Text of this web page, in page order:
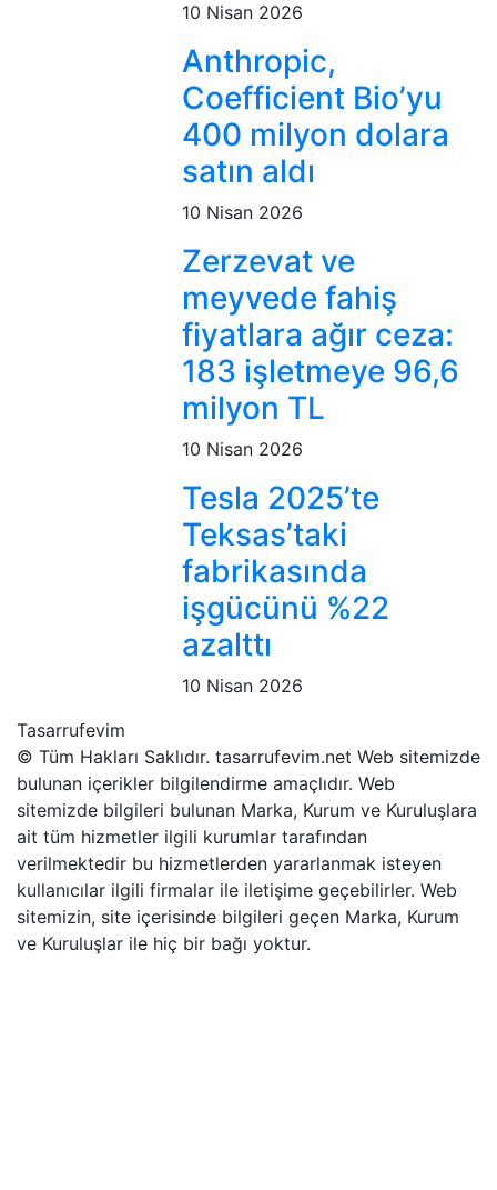
10 Nisan 2026
Anthropic,
Coefficient Bio’yu
400 milyon dolara
satın aldı
10 Nisan 2026
Zerzevat ve
meyvede fahiş
fiyatlara ağır ceza:
183 işletmeye 96,6
milyon TL
10 Nisan 2026
Tesla 2025’te
Teksas’taki
fabrikasında
işgücünü %22
azalttı
10 Nisan 2026
Tasarrufevim
© Tüm Hakları Saklıdır. tasarrufevim.net Web sitemizde
bulunan içerikler bilgilendirme amaçlıdır. Web
sitemizde bilgileri bulunan Marka, Kurum ve Kuruluşlara
ait tüm hizmetler ilgili kurumlar tarafından
verilmektedir bu hizmetlerden yararlanmak isteyen
kullanıcılar ilgili firmalar ile iletişime geçebilirler. Web
sitemizin, site içerisinde bilgileri geçen Marka, Kurum
ve Kuruluşlar ile hiç bir bağı yoktur.